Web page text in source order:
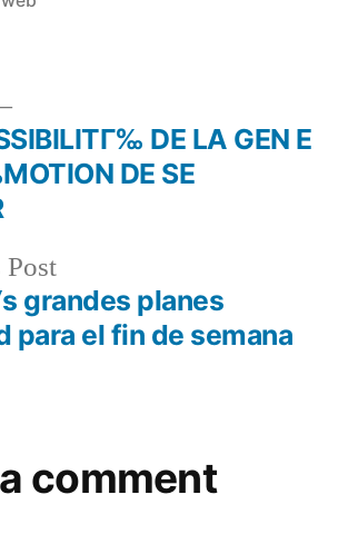
grandes planes
para el fin de semana
DE LA GEN E
DE SE
comment